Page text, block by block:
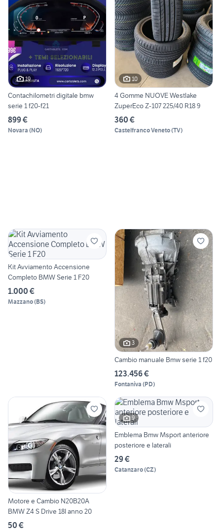
19
Contachilometri digitale bmw
serie 1 f20-f21
899 €
Novara (NO)
10
4 Gomme NUOVE Westlake
ZuperEco Z-107 225/40 R18 9
360 €
Castelfranco Veneto(TV)
Kit Avviamento Accensione
Completo BMW Serie 1 F20
1.000 €
Mazzano(BS)
3
Cambio manuale Bmw serie 1 f20
123.456 €
Fontaniva (PD)
Motore e Cambio N20B20A
BMW Z4 S Drive 18I anno 20
50 €
9
Emblema Bmw Msport anteriore
posteriore e laterali
29 €
Catanzaro(CZ)